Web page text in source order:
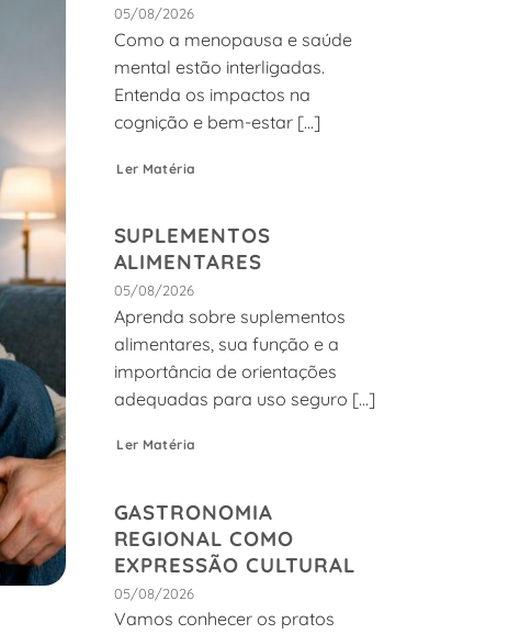
05/08/2026
Como a menopausa e saúde
mental estão interligadas.
Entenda os impactos na
cognição e bem-estar [...]
Ler Matéria
SUPLEMENTOS
ALIMENTARES
05/08/2026
Aprenda sobre suplementos
alimentares, sua função e a
importância de orientações
adequadas para uso seguro [...]
Ler Matéria
GASTRONOMIA
REGIONAL COMO
EXPRESSÃO CULTURAL
05/08/2026
Vamos conhecer os pratos